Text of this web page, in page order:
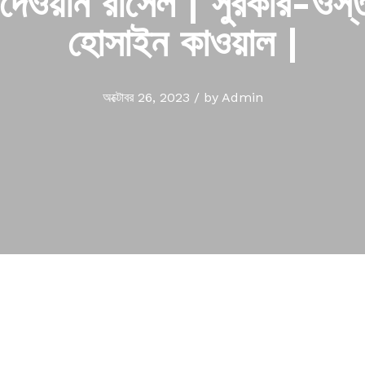
হোসাইন কাওয়াল |
অক্টোবর 26, 2023 /by Admin